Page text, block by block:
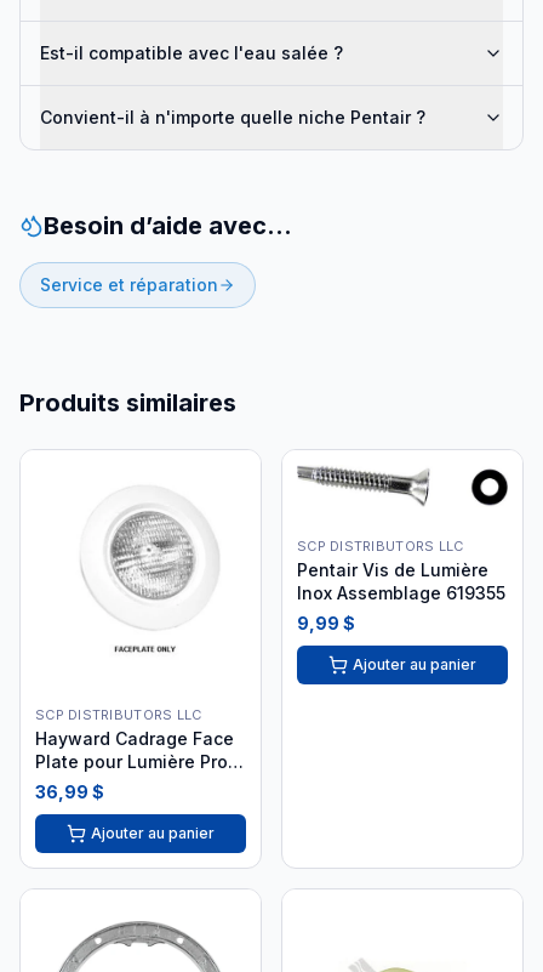
Est-il compatible avec l'eau salée ?
Convient-il à n'importe quelle niche Pentair ?
Besoin d’aide avec…
Service et réparation
Produits similaires
SCP DISTRIBUTORS LLC
Hayward Cadrage Face
Plate pour Lumière Pro
Series
36,99 $
Ajouter au panier
SCP DISTRIBUTORS LLC
Pentair Vis de Lumière
Inox Assemblage 619355
9,99 $
Ajouter au panier